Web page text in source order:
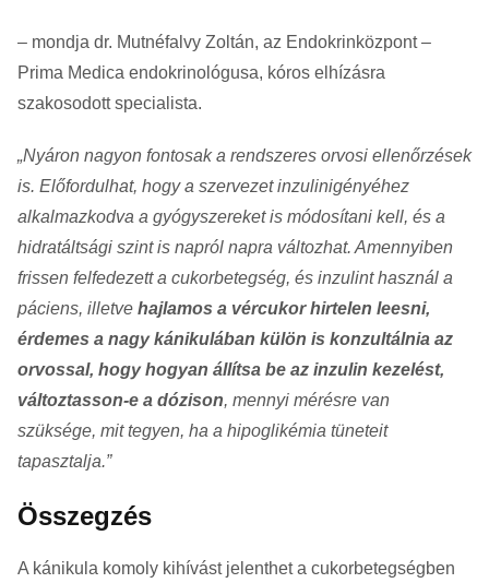
– mondja dr. Mutnéfalvy Zoltán, az Endokrinközpont –
Prima Medica endokrinológusa, kóros elhízásra
szakosodott specialista.
Nyáron nagyon fontosak a rendszeres orvosi ellenőrzések
is. Előfordulhat, hogy a szervezet inzulinigényéhez
alkalmazkodva a gyógyszereket is módosítani kell, és a
hidratáltsági szint is napról napra változhat. Amennyiben
frissen felfedezett a cukorbetegség, és inzulint használ a
páciens, illetve hajlamos a vércukor hirtelen leesni,
érdemes a nagy kánikulában külön is konzultálnia az
orvossal, hogy hogyan állítsa be az inzulin kezelést,
változtasson-e a dózison, mennyi mérésre van
szüksége, mit tegyen, ha a hipoglikémia tüneteit
tapasztalja.
Összegzés
A kánikula komoly kihívást jelenthet a cukorbetegségben